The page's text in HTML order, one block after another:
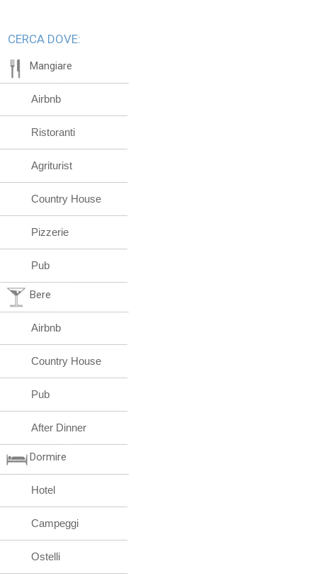
CERCA DOVE:
Mangiare
Airbnb
Ristoranti
Agriturist
Country House
Pizzerie
Pub
Bere
Airbnb
Country House
Pub
After Dinner
Dormire
Hotel
Campeggi
Ostelli